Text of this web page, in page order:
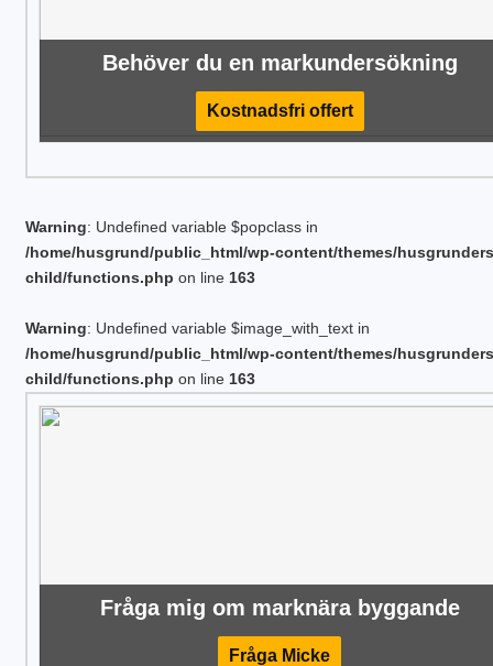
Behöver du en markundersökning
Kostnadsfri offert
Warning: Undefined variable $popclass in
/home/husgrund/public_html/wp-content/themes/
child/functions.php on line 163
Warning: Undefined variable $image_with_text in
/home/husgrund/public_html/wp-content/themes/
child/functions.php on line 163
Fråga mig om marknära byggande
Fråga Micke